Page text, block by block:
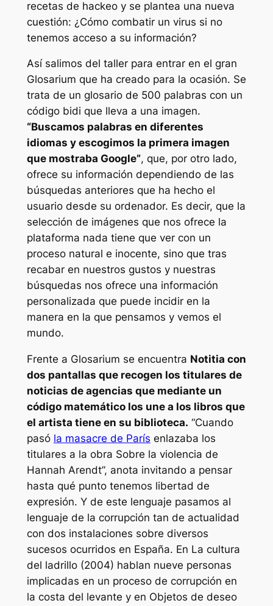
recetas de hackeoy se plantea una nueva
cuestión: ¿Cómo combatir un virus si no
tenemos acceso a su información?
Así salimos del taller para entrar en el gran
Glosarium que ha creado para la ocasión. Se
trata de un glosario de 500 palabras con un
código bidi que lleva a una imagen.
“Buscamos palabras en diferentes
idiomas y escogimos la primera imagen
que mostraba Google”, que, por otro lado,
ofrece su información dependiendo de las
búsquedas anteriores que ha hecho el
usuario desde su ordenador. Es decir, que la
selección de imágenes que nos ofrece la
plataforma nada tiene que ver con un
proceso natural e inocente, sino que tras
recabar en nuestros gustos y nuestras
búsquedas nos ofrece una información
personalizada que puede incidir en la
manera en la que pensamos y vemos el
mundo.
Frente a Glosarium se encuentra Notitia con
dos pantallas que recogen los titulares de
noticias de agencias que mediante un
código matemático los une a los libros que
el artista tiene en su biblioteca. “Cuando
pasó la masacre de París enlazaba los
titulares a la obra Sobre la violencia de
Hannah Arendt”, anota invitando a pensar
hasta qué punto tenemos libertad de
expresión. Y de este lenguaje pasamos al
lenguaje de la corrupción tan de actualidad
con dos instalaciones sobre diversos
sucesos ocurridos en España. En La cultura
del ladrillo(2004) hablan nueve personas
implicadas en un proceso de corrupción en
la costa del levante y en Objetos de deseo